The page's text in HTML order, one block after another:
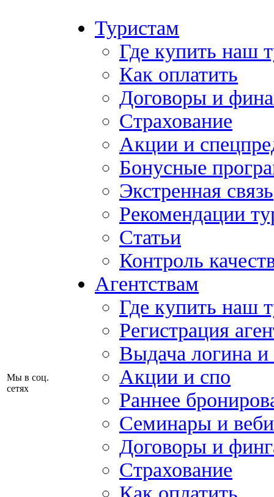
Мы в соц.
сетях
Туристам
Где купить наш
Как оплатить
Договоры и
Страхование
Акции и
Бонусные
Экстренная связь
Рекомендации
Статьи
Контроль
Агентствам
Где купить наш
Регистрация
Выдача логина и
Акции и спо
Раннее
Семинары и
Договоры и
Страхование